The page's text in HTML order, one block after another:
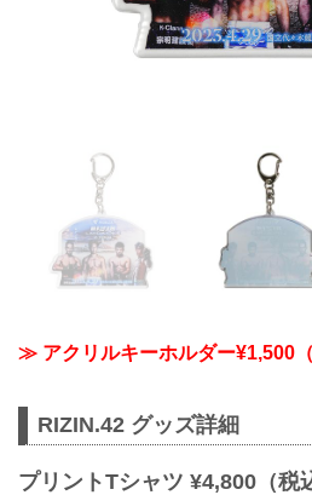
≫ アクリルキーホルダー¥1,500
RIZIN.42 グッズ詳細
プリントTシャツ ¥4,800（税